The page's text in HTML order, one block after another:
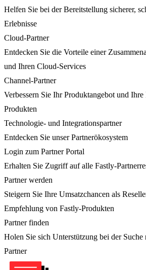
Helfen Sie bei der Bereitstellung sicherer,
Erlebnisse
Cloud-Partner
Entdecken Sie die Vorteile einer
und Ihren Cloud-Services
Channel-Partner
Verbessern Sie Ihr Produktangebot und
Produkten
Technologie- und Integrationspartner
Entdecken Sie unser Partnerökosystem
Login zum Partner Portal
Erhalten Sie Zugriff auf alle Fastly-
Partner werden
Steigern Sie Ihre Umsatzchancen als
Empfehlung von Fastly-Produkten
Partner finden
Holen Sie sich Unterstützung bei der Suche
Partner